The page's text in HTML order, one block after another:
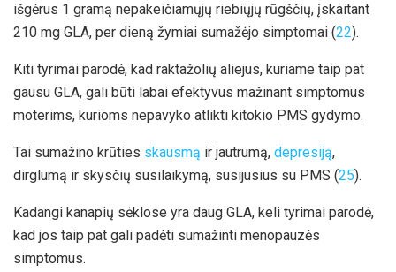
išgėrus 1 gramą nepakeičiamųjų riebiųjų rūgščių, įskaitant
210 mg GLA, per dieną žymiai sumažėjo simptomai (22).
Kiti tyrimai parodė, kad raktažolių aliejus, kuriame taip pat
gausu GLA, gali būti labai efektyvus mažinant simptomus
moterims, kurioms nepavyko atlikti kitokio PMS gydymo.
Tai sumažino krūties skausmą ir jautrumą, depresiją,
dirglumą ir skysčių susilaikymą, susijusius su PMS (25).
Kadangi kanapių sėklose yra daug GLA, keli tyrimai parodė,
kad jos taip pat gali padėti sumažinti menopauzės
simptomus.